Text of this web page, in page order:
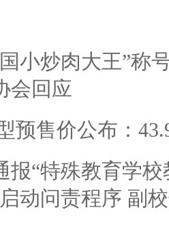
小炒肉大王”称
会回应
预售价公布：
报“特殊教育学
动问责程序 副